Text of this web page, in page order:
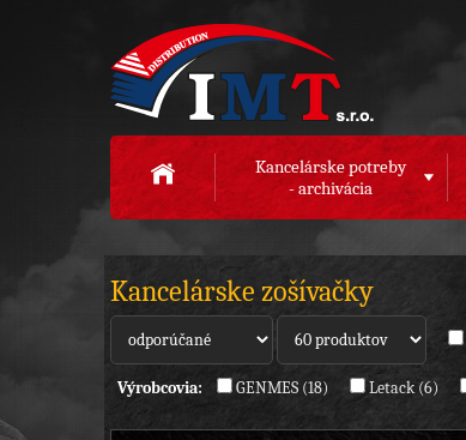
Kancelárske potreby
- archivácia
Kancelárske zošívačky
Výrobcovia: GENMES (18) Letack (6)